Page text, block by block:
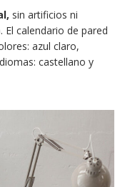
sin artificios ni
calendario de pared
azul claro,
castellano y